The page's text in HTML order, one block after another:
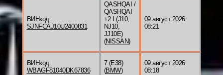
ВИНкод
SJNFCAJ10U2400831
QASHQAI /
QASHQAI
+2 I (J10,
NJ10,
JJ10E)
(NISSAN)
09 август 2026
08:21
ВИНкод
WBAGF81040DK67836
7 (E38)
(BMW)
09 август 2026
08:18